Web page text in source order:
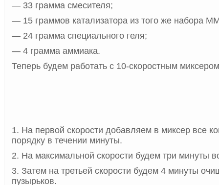
— 33 грамма смесителя;
— 15 граммов катализатора из того же набора
— 24 грамма специального геля;
— 4 грамма аммиака.
Теперь будем работать с 10-скоростным
1. На первой скорости добавляем в миксер все
порядку в течении минуты.
2. На максимальной скорости будем три минуты
3. Затем на третьей скорости будем 4 минуты
пузырьков.